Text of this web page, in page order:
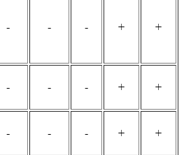
- - - + +
- - - + +
- - - + +